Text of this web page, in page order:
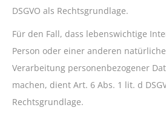
DSGVO als Rechtsgrundlage.
Für den Fall, dass lebenswichtige
Person oder einer anderen
Verarbeitung personenbezogener
machen, dient Art. 6 Abs. 1 lit. d
Rechtsgrundlage.